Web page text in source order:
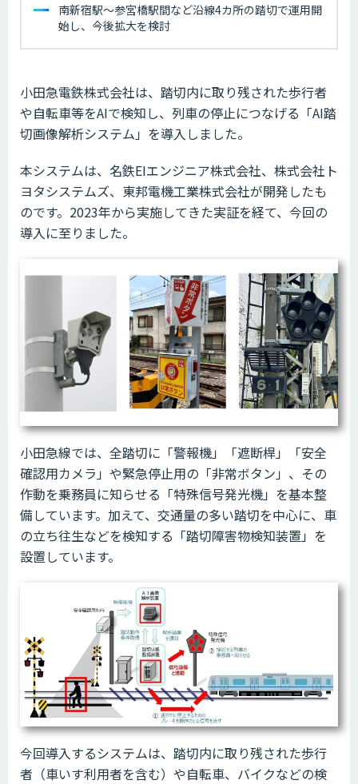
南新宿駅～参宮橋駅間など沿線4カ所の踏切で運用開
始し、今後拡大を検討
小田急電鉄株式会社は、踏切内に取り残された歩行者
や自転車等をAIで検知し、列車の停止につなげる「AI踏
切画像解析システム」を導入しました。
本システムは、名鉄EIエンジニア株式会社、株式会社ト
ヨタシステムズ、東邦電機工業株式会社が開発したも
のです。2023年から実施してきた実証を経て、今回の
導入に至りました。
小田急線では、全踏切に「警報機」「遮断桿」「安全
確認用カメラ」や緊急停止用の「非常ボタン」、その
作動を乗務員に知らせる「特殊信号発光機」を基本整
備しています。加えて、交通量の多い踏切を中心に、車
の立ち往生などを検知する「踏切障害物検知装置」を
設置しています。
今回導入するシステムは、踏切内に取り残された歩行
者（車いす利用者を含む）や自転車、バイクなどの検